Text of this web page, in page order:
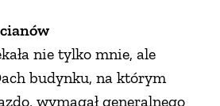
nie tylko mnie, ale
budynku, na którym
wymagał generalnego
PRZEPISY
ŚNIADANIA